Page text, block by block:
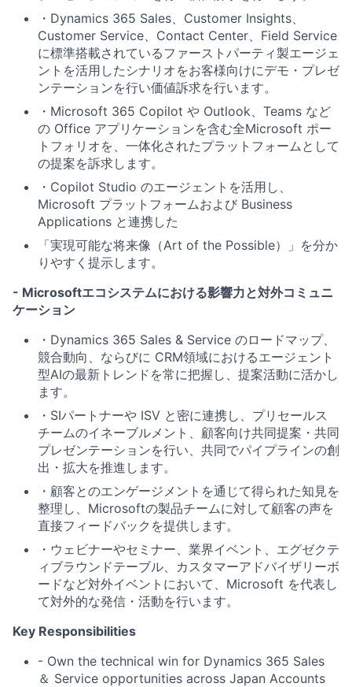
・Dynamics 365 Sales、Customer Insights、
Customer Service、Contact Center、Field Service
に標準搭載されているファーストパーティ製エージェ
ント を活用したシナリオをお客様向けにデモ・プレゼ
ンテーションを行い価値訴求を行います。
・Microsoft 365 Copilot や Outlook、Teams など
の Office アプリケーションを含む全Microsoft ポー
トフォリオを、 一体化されたプラットフォームとして
の提案を訴求します。
・Copilot Studio のエージェント を活用し、
Microsoft プラットフォームおよび Business
Applications と連携した
「実現可能な将来像（Art of the Possible）」を分か
りやすく提示します。
- Microsoftエコシステムにおける影響力と対外コミュニ
ケーション
・Dynamics 365 Sales & Service のロードマップ、
競合動向、ならびに CRM領域におけるエージェント
型AIの最新トレンド を常に把握し、提案活動に活かし
ます。
・SIパートナーや ISV と密に連携し、プリセールス
チームのイネーブルメント、顧客向け共同提案・共同
プレゼンテーションを行い、 共同でパイプラインの創
出・拡大を推進 します。
・顧客とのエンゲージメントを通じて得られた知見を
整理し、 Microsoftの製品チームに対して顧客の声を
直接フィードバックを提供します。
・ウェビナーやセミナー、業界イベント、エグゼクテ
ィブラウンドテーブル、カスタマーアドバイザリーボ
ードなど対外イベントにおいて、 Microsoft を代表し
て対外的な発信・活動を行います。
Key Responsibilities
- Own the technical win for Dynamics 365 Sales
＆ Service opportunities across Japan Accounts